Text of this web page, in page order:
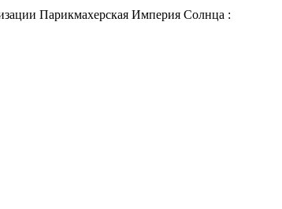
Парикмахерская Империя Солнца :